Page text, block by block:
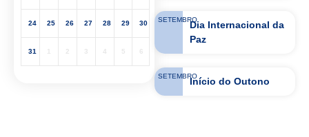
24 25 26 27 28 29 30
31
SETEMBRODia Internacional da
Paz
SETEMBROInício do Outono